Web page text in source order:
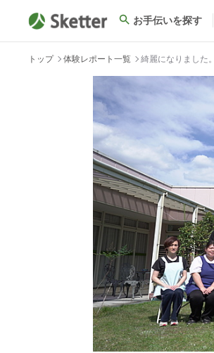
お手伝いを探す
トップ 体験レポート一覧 綺麗になりました。